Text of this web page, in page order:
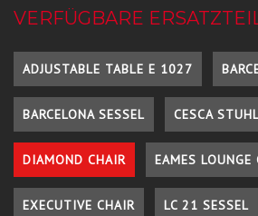
VERFÜGBARE
ADJUSTABLE TABLE E 1027
BARCELONA SESSEL CESCA
DIAMOND CHAIR EAMES LOUNGE
EXECUTIVE CHAIR LC 21 SESSEL